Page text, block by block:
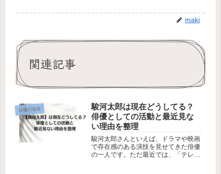
maki
関連記事
俳優の現在
駿河太郎は現在どうしてる？
俳優としての活動と最近見な
い理由を整理
駿河太郎さんといえば、ドラマや映画
で存在感のある演技を見せてきた俳優
の一人です。ただ最近では、「テレビ